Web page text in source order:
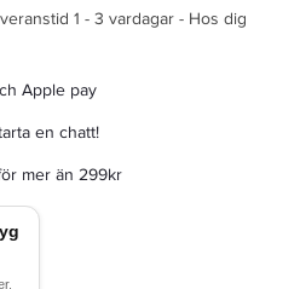
1 - 3 vardagar - Hos dig
Apple pay
en chatt!
mer än 299kr